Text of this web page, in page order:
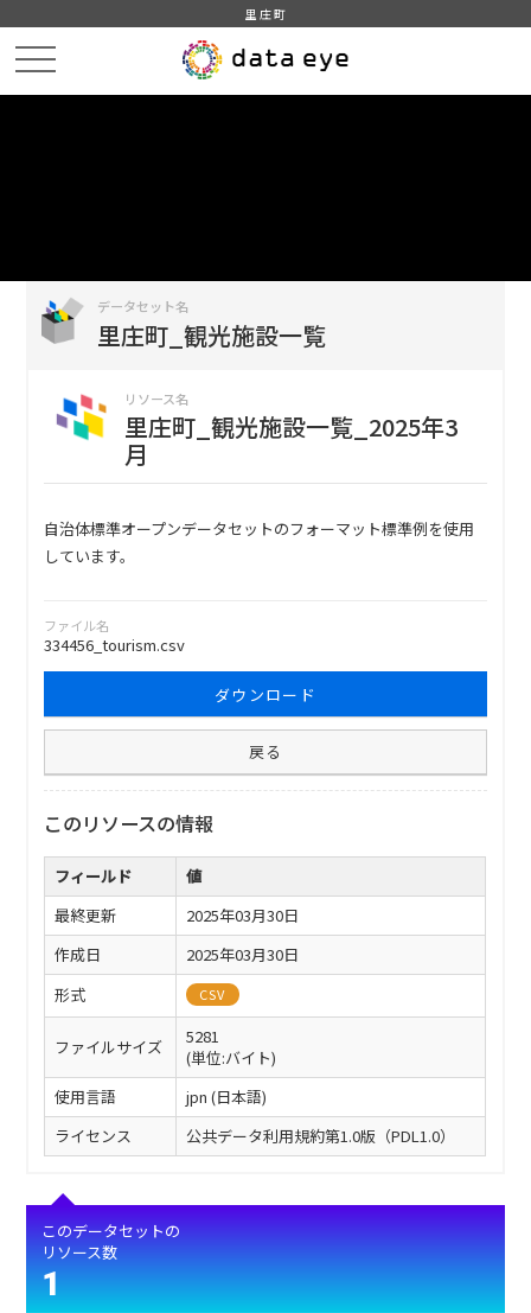
里庄町
データセット名
里庄町_観光施設一覧
リソース名
里庄町_観光施設一覧_2025年3
月
自治体標準オープンデータセットのフォーマット標準例を使用
しています。
ファイル名
334456_tourism.csv
ダウンロード
戻る
このリソースの情報
フィールド
値
最終更新
2025年03月30日
作成日
2025年03月30日
形式
CSV
ファイルサイズ
5281
(単位:バイト)
使用言語
jpn (日本語)
ライセンス
公共データ利用規約第1.0版（PDL1.0）
このデータセットの
リソース数
1